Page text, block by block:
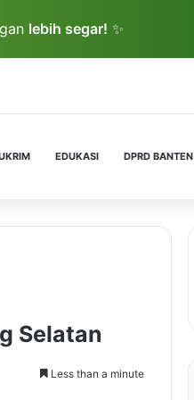
lebih segar! ✨
EDUKASI DPRD BANTEN
Selatan
Less than a minute